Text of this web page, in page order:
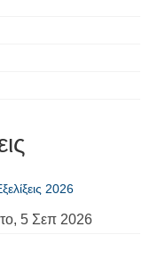
2026
5 Σεπ 2026